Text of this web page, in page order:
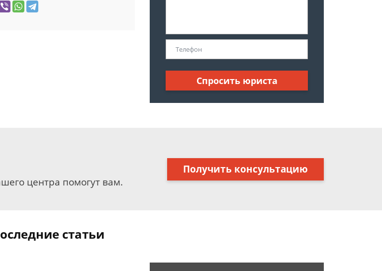
Спросить юриста
центра помогут вам.
Получить консультацию
статьи